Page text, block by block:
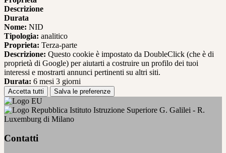
Descrizione
Durata
Nome: NID
Tipologia: analitico
Proprieta: Terza-parte
Descrizione: Questo cookie è impostato da DoubleClick (che è di
proprietà di Google) per aiutarti a costruire un profilo dei tuoi
interessi e mostrarti annunci pertinenti su altri siti.
Durata: 6 mesi 3 giorni
Accetta tutti Salva le preferenze
Istituto Istruzione Superiore G. Galilei - R.
Luxemburg di Milano
Contatti